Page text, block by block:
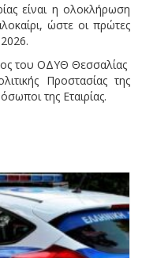
είναι η ολοκλήρωση
ώστε οι πρώτες
του ΟΔΥΘ Θεσσαλίας
Προστασίας της
της Εταιρίας.